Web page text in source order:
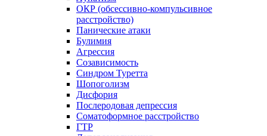
ОКР (обсессивно-компульсивное
расстройство)
Панические атаки
Булимия
Агрессия
Созависимость
Синдром Туретта
Шопоголизм
Дисфория
Послеродовая депрессия
Соматоформное расстройство
ГТР